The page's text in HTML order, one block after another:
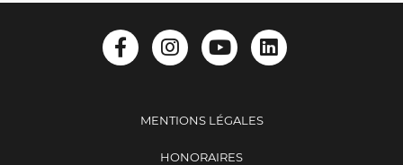
MENTIONS LÉGALES
HONORAIRES